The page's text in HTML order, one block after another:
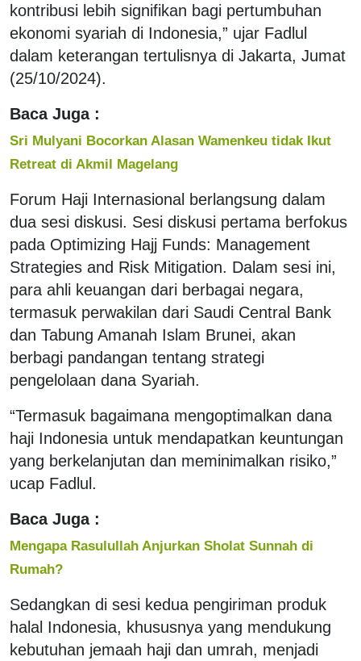
kontribusi lebih signifikan bagi pertumbuhan
ekonomi syariah di Indonesia,” ujar Fadlul
dalam keterangan tertulisnya di Jakarta, Jumat
(25/10/2024).
Baca Juga :
Sri Mulyani Bocorkan Alasan Wamenkeu tidak Ikut
Retreat di Akmil Magelang
Forum Haji Internasional berlangsung dalam
dua sesi diskusi. Sesi diskusi pertama berfokus
pada Optimizing Hajj Funds: Management
Strategies and Risk Mitigation. Dalam sesi ini,
para ahli keuangan dari berbagai negara,
termasuk perwakilan dari Saudi Central Bank
dan Tabung Amanah Islam Brunei, akan
berbagi pandangan tentang strategi
pengelolaan dana Syariah.
“Termasuk bagaimana mengoptimalkan dana
haji Indonesia untuk mendapatkan keuntungan
yang berkelanjutan dan meminimalkan risiko,”
ucap Fadlul.
Baca Juga :
Mengapa Rasulullah Anjurkan Sholat Sunnah di
Rumah?
Sedangkan di sesi kedua pengiriman produk
halal Indonesia, khususnya yang mendukung
kebutuhan jemaah haji dan umrah, menjadi